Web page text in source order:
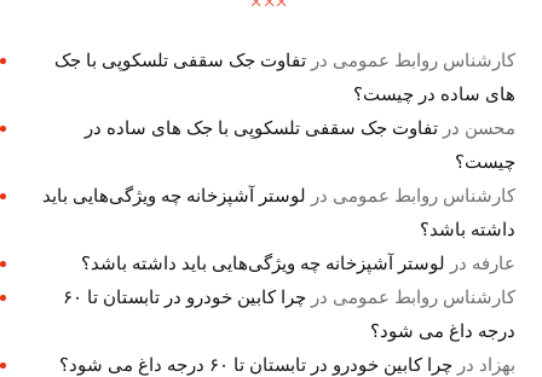
کارشناس روابط عمومی درتفاوت جک سقفی تلسکوپی با جک
های ساده در چیست؟
محسن درتفاوت جک سقفی تلسکوپی با جک های ساده در
چیست؟
کارشناس روابط عمومی در لوستر آشپزخانه چه ویژگی‌هایی باید
داشته باشد؟
عارفه در لوستر آشپزخانه چه ویژگی‌هایی باید داشته باشد؟
کارشناس روابط عمومی در
چرا کابین خودرو در تابستان تا ۶۰
درجه داغ می شود؟
بهزاد درچرا کابین خودرو در تابستان تا ۶۰ درجه داغ می شود؟